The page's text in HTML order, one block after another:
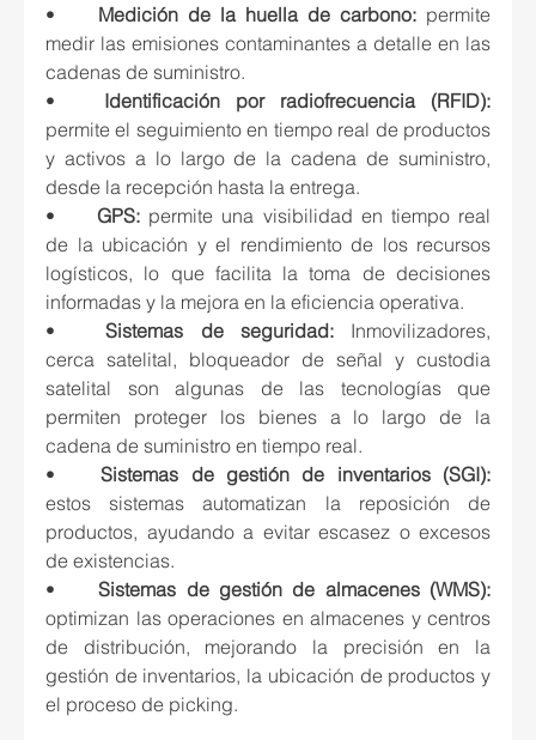
Medición de la huella de carbono: permite
medir las emisiones contaminantes a detalle en las
cadenas de suministro.
•
permite el seguimiento en tiempo real de productos
y activos a lo largo de la cadena de suministro,
desde la recepción hasta la entrega.
•
	GPS:
permite una visibilidad en tiempo real
de la ubicación y el rendimiento de los recursos
logísticos, lo que facilita la toma de decisiones
informadas y la mejora en la eficiencia operativa.
•
	Sistemas de seguridad:
Inmovilizadores,
cerca satelital, bloqueador de señal y custodia
satelital son algunas de las tecnologías que
permiten proteger los bienes a lo largo de la
cadena de suministro en tiempo real.
•
estos sistemas automatizan la reposición de
productos, ayudando a evitar escasez o excesos
de existencias.
•
	Sistemas de gestión de almacenes (WMS):
optimizan las operaciones en almacenes y centros
de distribución, mejorando la precisión en la
gestión de inventarios, la ubicación de productos y
el proceso de picking.